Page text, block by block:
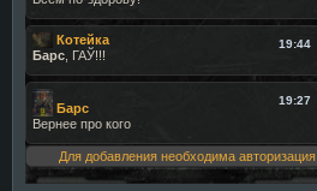
Для добавления необходима авторизация